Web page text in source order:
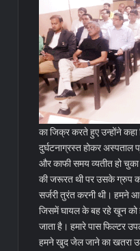
का जिक्र करते हुए उन्होंने
दुर्घटनाग्रस्त होकर अस्पताल
और काफी समय व्यतीत हो
की जरूरत थी पर उसके ग्रुप
सर्जरी तुरंत करनी थी। हमने
जिसमें घायल के बह रहे खून को
जाता है। हमारे पास फिल्टर
हमने खुद जेल जाने का खतरा